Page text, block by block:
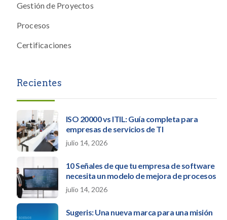
Gestión de Proyectos
Procesos
Certificaciones
Recientes
ISO 20000 vs ITIL: Guía completa para
empresas de servicios de TI
julio 14, 2026
10 Señales de que tu empresa de software
necesita un modelo de mejora de procesos
julio 14, 2026
Sugeris: Una nueva marca para una misión